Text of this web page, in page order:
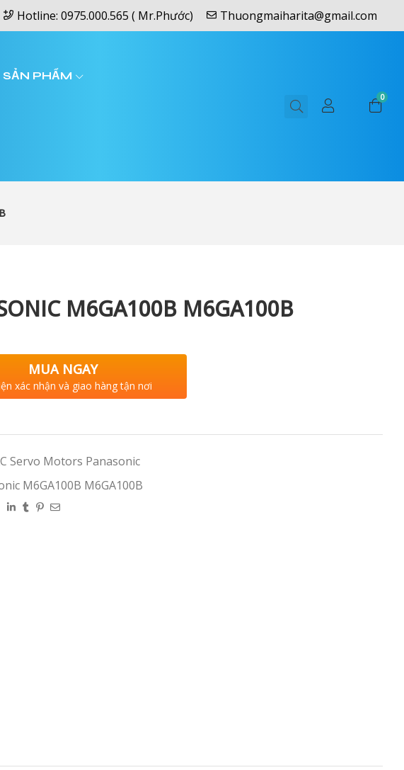
Hotline: 0975.000.565 ( Mr.Phước) Thuongmaiharita@gmail.com
SẢN PHẨM
0
M6GA100B M6GA100B
MUA NGAY
xác nhận và giao hàng tận nơi
Servo Motors Panasonic
M6GA100B M6GA100B